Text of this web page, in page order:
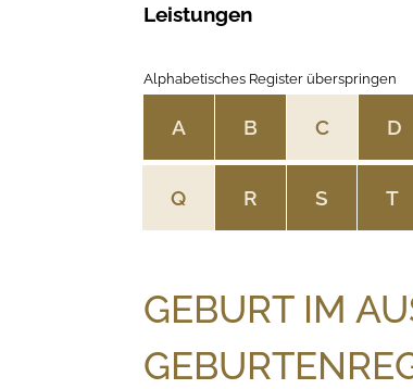
Leistungen
Alphabetisches Register überspringen
A B C D
Q R S T
GEBURT IM